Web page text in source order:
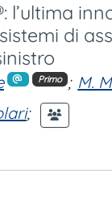
l’ultima
di
Primo ; M.
;